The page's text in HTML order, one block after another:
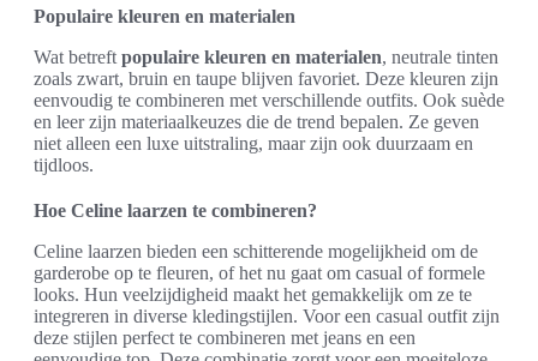
Populaire kleuren en materialen
Wat betreft populaire kleuren en materialen, neutrale tinten
zoals zwart, bruin en taupe blijven favoriet. Deze kleuren zijn
eenvoudig te combineren met verschillende outfits. Ook suède
en leer zijn materiaalkeuzes die de trend bepalen. Ze geven
niet alleen een luxe uitstraling, maar zijn ook duurzaam en
tijdloos.
Hoe Celine laarzen te combineren?
Celine laarzen bieden een schitterende mogelijkheid om de
garderobe op te fleuren, of het nu gaat om casual of formele
looks. Hun veelzijdigheid maakt het gemakkelijk om ze te
integreren in diverse kledingstijlen. Voor een casual outfit zijn
deze stijlen perfect te combineren met jeans en een